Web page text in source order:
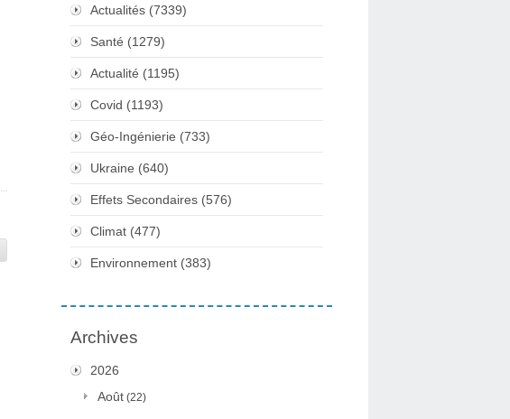
Actualités (7339)
Santé (1279)
Actualité (1195)
Covid (1193)
Géo-Ingénierie (733)
Ukraine (640)
Effets Secondaires (576)
Climat (477)
Environnement (383)
Archives
2026
Août (22)